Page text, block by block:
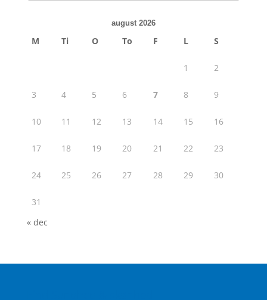
august 2026
M Ti O To F L S
1 2
3 4 5 6 7 8 9
10 11 12 13 14 15 16
17 18 19 20 21 22 23
24 25 26 27 28 29 30
31
« dec